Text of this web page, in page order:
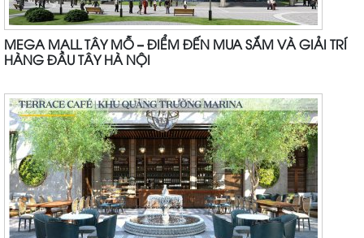
MEGA MALL TÂY MỖ – ĐIỂM ĐẾN MUA SẮM VÀ GIẢI TRÍ
HÀNG ĐẦU TÂY HÀ NỘI